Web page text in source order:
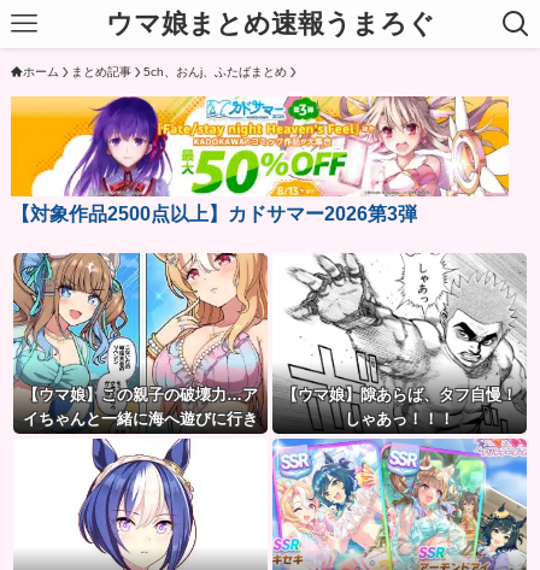
ウマ娘まとめ速報うまろぐ
ホーム まとめ記事 5ch、おんj、ふたばまとめ
【対象作品2500点以上】カドサマー2026第3弾
【ウマ娘】この親子の破壊力…ア
イちゃんと一緒に海へ遊びに行き
たい人生だった。
【ウマ娘】隙あらば、タフ自慢！
しゃあっ！！！